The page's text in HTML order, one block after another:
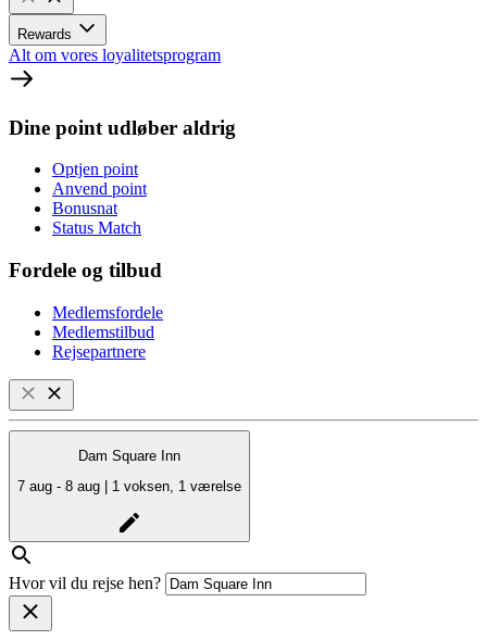
Rewards
Alt om vores loyalitetsprogram
Dine point udløber aldrig
Optjen point
Anvend point
Bonusnat
Status Match
Fordele og tilbud
Medlemsfordele
Medlemstilbud
Rejsepartnere
Dam Square Inn
7 aug - 8 aug | 1 voksen, 1 værelse
Hvor vil du rejse hen?